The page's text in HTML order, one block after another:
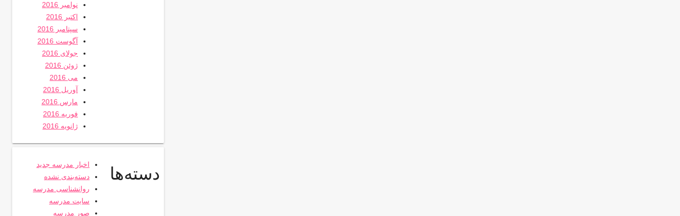
نوامبر 2016
اکتبر 2016
سپتامبر 2016
آگوست 2016
جولای 2016
ژوئن 2016
می 2016
آوریل 2016
مارس 2016
فوریه 2016
ژانویه 2016
دسته‌ها
اخبار مدرسه جدید
دسته‌بندی نشده
روانشناسی مدرسه
سایت مدرسه
صور مدرسه